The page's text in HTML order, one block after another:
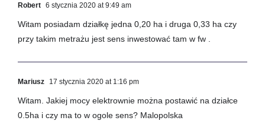
Robert 6 stycznia 2020 at 9:49 am
Witam posiadam działkę jedna 0,20 ha i druga 0,33 ha czy
przy takim metrażu jest sens inwestować tam w fw .
Mariusz 17 stycznia 2020 at 1:16 pm
Witam. Jakiej mocy elektrownie można postawić na działce
0.5ha i czy ma to w ogole sens? Malopolska